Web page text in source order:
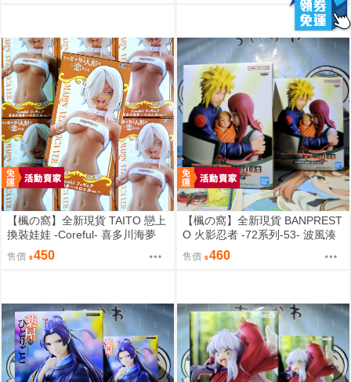
【楓の窩】全新現貨 TAITO 戀上
換裝娃娃 -Coreful- 喜多川海夢
貝羅妮卡ver.【日版】
售價 450
【楓の窩】全新現貨 BANPREST
O 火影忍者 -72系列-53- 波風湊
＆漩渦九品＆鳴人【日版】
售價 460